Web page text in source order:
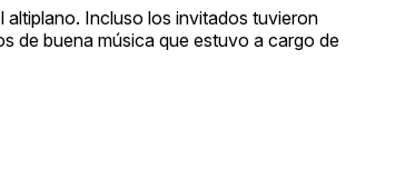
altiplano. Incluso los invitados tuvieron
de buena música que estuvo a cargo de